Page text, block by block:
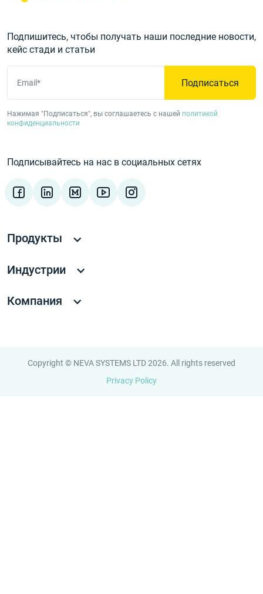
Подпишитесь, чтобы получать наши последние новости,
кейс стади и статьи
Email* Подписаться
Нажимая "Подписаться", вы соглашаетесь с нашей политикой
конфиденциальности
Подписывайтесь на нас в социальных сетях
Продукты
Индустрии
Компания
Copyright © NEVA SYSTEMS LTD 2026. All rights reserved
Privacy Policy